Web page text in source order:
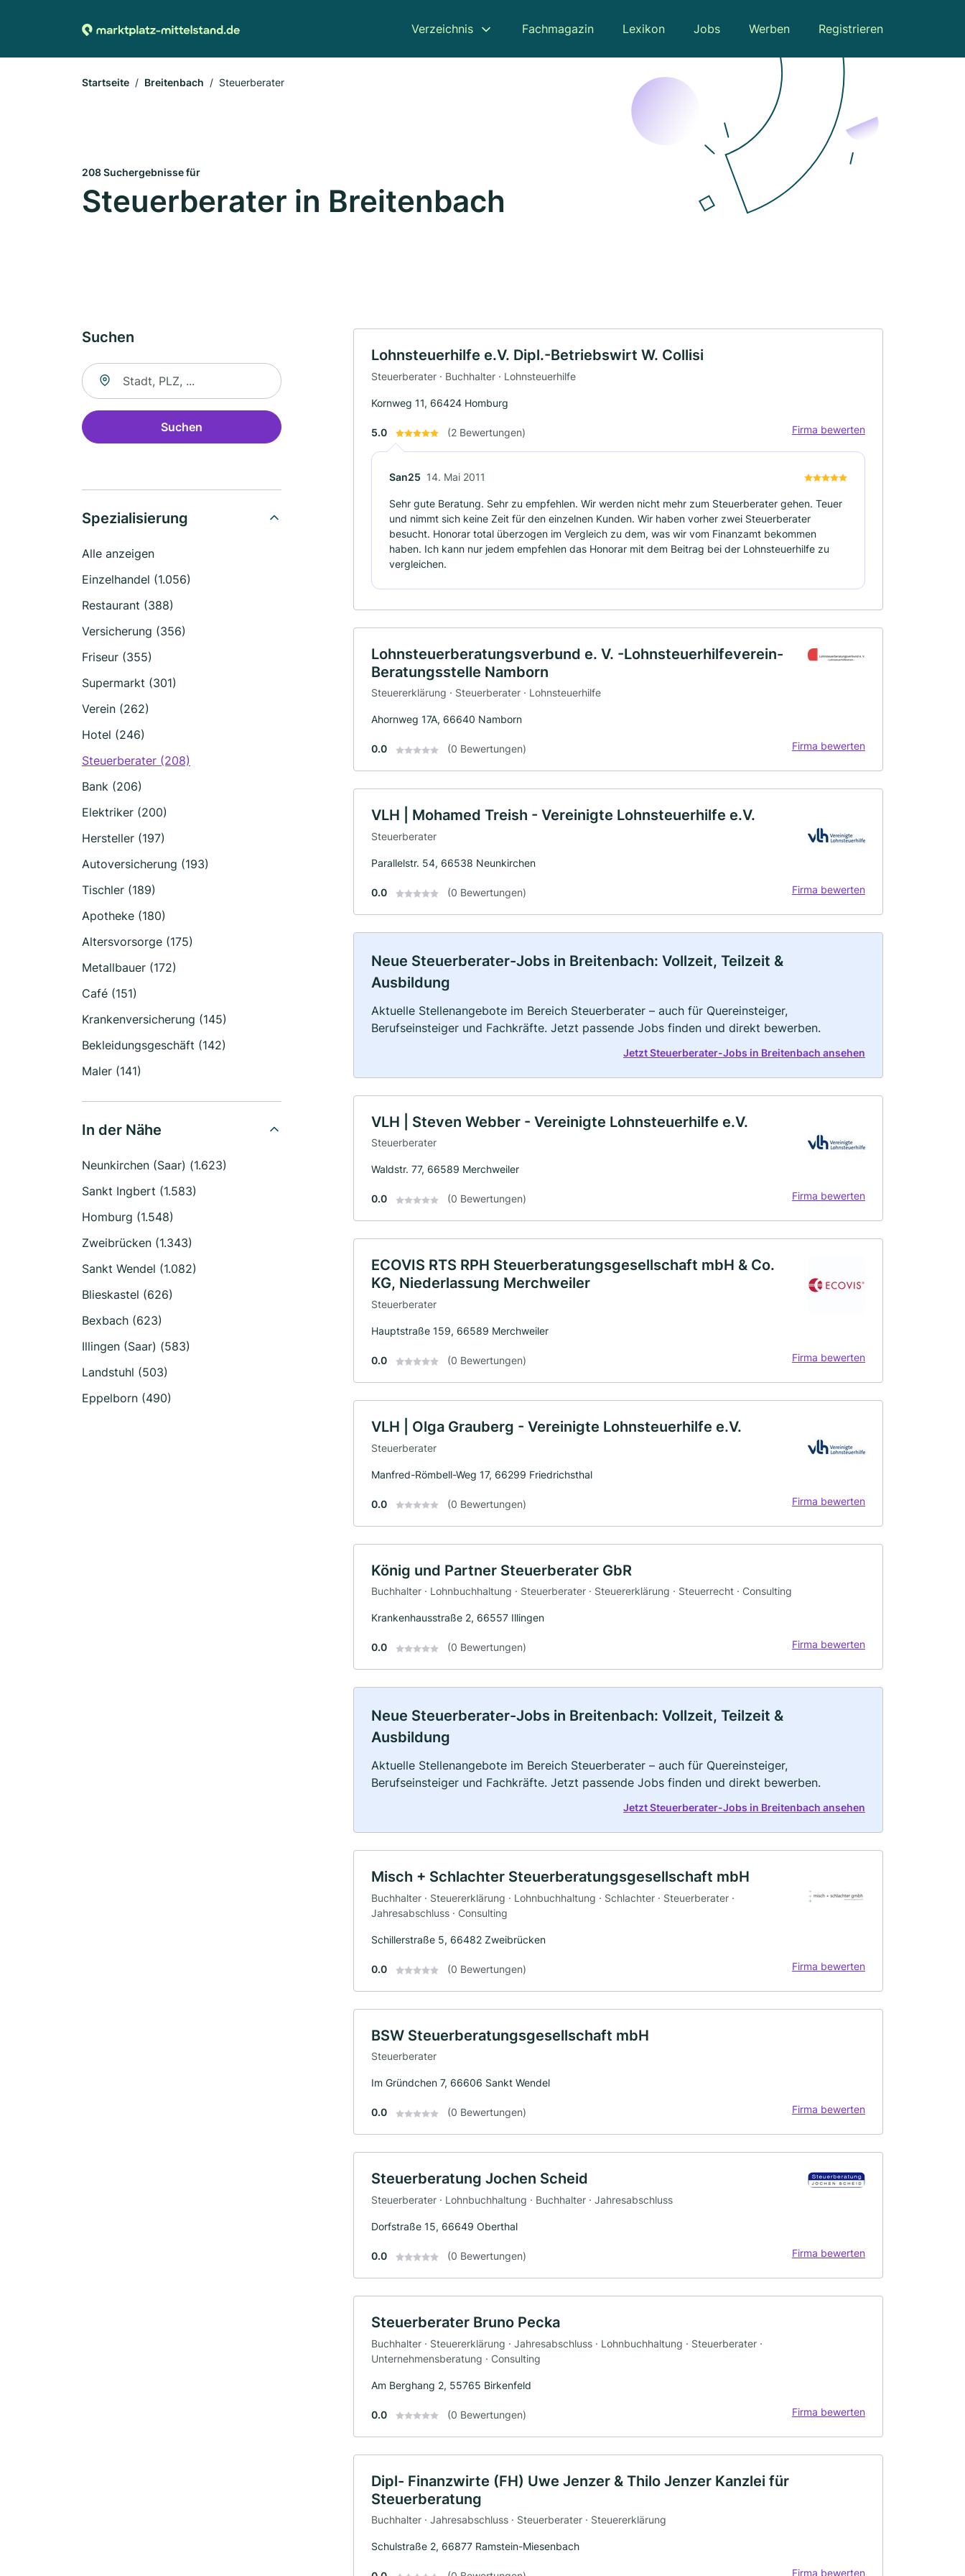
Verzeichnis Fachmagazin Lexikon Jobs Werben Registrieren
Startseite Breitenbach Steuerberater
208 Suchergebnisse für
Steuerberater in Breitenbach
Suchen
Suche nach Ort
Suchen
Spezialisierung
Alle anzeigen
Einzelhandel (1.056)
Restaurant (388)
Versicherung (356)
Friseur (355)
Supermarkt (301)
Verein (262)
Hotel (246)
Steuerberater (208)
Bank (206)
Elektriker (200)
Hersteller (197)
Autoversicherung (193)
Tischler (189)
Apotheke (180)
Altersvorsorge (175)
Metallbauer (172)
Café (151)
Krankenversicherung (145)
Bekleidungsgeschäft (142)
Maler (141)
In der Nähe
Neunkirchen (Saar) (1.623)
Sankt Ingbert (1.583)
Homburg (1.548)
Zweibrücken (1.343)
Sankt Wendel (1.082)
Blieskastel (626)
Bexbach (623)
Illingen (Saar) (583)
Landstuhl (503)
Eppelborn (490)
Lohnsteuerhilfe e.V. Dipl.-Betriebswirt W. Collisi
Steuerberater · Buchhalter · Lohnsteuerhilfe
Kornweg 11, 66424 Homburg
5.0 (2 Bewertungen) Firma bewerten
San25 14. Mai 2011
Sehr gute Beratung. Sehr zu empfehlen. Wir werden nicht mehr zum Steuerberater gehen. Teuer
und nimmt sich keine Zeit für den einzelnen Kunden. Wir haben vorher zwei Steuerberater
besucht. Honorar total überzogen im Vergleich zu dem, was wir vom Finanzamt bekommen
haben. Ich kann nur jedem empfehlen das Honorar mit dem Beitrag bei der Lohnsteuerhilfe zu
vergleichen.
Lohnsteuerberatungsverbund e. V. -Lohnsteuerhilfeverein-
Beratungsstelle Namborn
Steuererklärung · Steuerberater · Lohnsteuerhilfe
Ahornweg 17A, 66640 Namborn
0.0 (0 Bewertungen) Firma bewerten
VLH | Mohamed Treish - Vereinigte Lohnsteuerhilfe e.V.
Steuerberater
Parallelstr. 54, 66538 Neunkirchen
0.0 (0 Bewertungen) Firma bewerten
Neue Steuerberater-Jobs in Breitenbach: Vollzeit, Teilzeit &
Ausbildung
Aktuelle Stellenangebote im Bereich Steuerberater – auch für Quereinsteiger,
Berufseinsteiger und Fachkräfte. Jetzt passende Jobs finden und direkt bewerben.
Jetzt Steuerberater-Jobs in Breitenbach ansehen
VLH | Steven Webber - Vereinigte Lohnsteuerhilfe e.V.
Steuerberater
Waldstr. 77, 66589 Merchweiler
0.0 (0 Bewertungen) Firma bewerten
ECOVIS RTS RPH Steuerberatungsgesellschaft mbH & Co.
KG, Niederlassung Merchweiler
Steuerberater
Hauptstraße 159, 66589 Merchweiler
0.0 (0 Bewertungen) Firma bewerten
VLH | Olga Grauberg - Vereinigte Lohnsteuerhilfe e.V.
Steuerberater
Manfred-Römbell-Weg 17, 66299 Friedrichsthal
0.0 (0 Bewertungen) Firma bewerten
König und Partner Steuerberater GbR
Buchhalter · Lohnbuchhaltung · Steuerberater · Steuererklärung · Steuerrecht · Consulting
Krankenhausstraße 2, 66557 Illingen
0.0 (0 Bewertungen) Firma bewerten
Neue Steuerberater-Jobs in Breitenbach: Vollzeit, Teilzeit &
Ausbildung
Aktuelle Stellenangebote im Bereich Steuerberater – auch für Quereinsteiger,
Berufseinsteiger und Fachkräfte. Jetzt passende Jobs finden und direkt bewerben.
Jetzt Steuerberater-Jobs in Breitenbach ansehen
Misch + Schlachter Steuerberatungsgesellschaft mbH
Buchhalter · Steuererklärung · Lohnbuchhaltung · Schlachter · Steuerberater ·
Jahresabschluss · Consulting
Schillerstraße 5, 66482 Zweibrücken
0.0 (0 Bewertungen) Firma bewerten
BSW Steuerberatungsgesellschaft mbH
Steuerberater
Im Gründchen 7, 66606 Sankt Wendel
0.0 (0 Bewertungen) Firma bewerten
Steuerberatung Jochen Scheid
Steuerberater · Lohnbuchhaltung · Buchhalter · Jahresabschluss
Dorfstraße 15, 66649 Oberthal
0.0 (0 Bewertungen) Firma bewerten
Steuerberater Bruno Pecka
Buchhalter · Steuererklärung · Jahresabschluss · Lohnbuchhaltung · Steuerberater ·
Unternehmensberatung · Consulting
Am Berghang 2, 55765 Birkenfeld
0.0 (0 Bewertungen) Firma bewerten
Dipl- Finanzwirte (FH) Uwe Jenzer & Thilo Jenzer Kanzlei für
Steuerberatung
Buchhalter · Jahresabschluss · Steuerberater · Steuererklärung
Schulstraße 2, 66877 Ramstein-Miesenbach
Firma bewerten